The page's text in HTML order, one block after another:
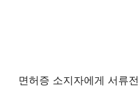
면허증 소지자에게 서류